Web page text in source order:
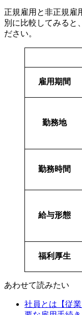
正規雇用と非正規雇
別に比較してみると
ださい。
雇用期間
勤務地
勤務時間
給与形態
福利厚生
あわせて読みたい
社員とは【従